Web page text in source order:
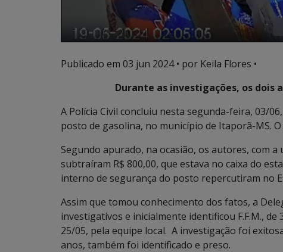
Publicado em 03 jun 2024• por Keila Flores •
Durante as investigações, os
A Polícia Civil concluiu nesta segunda-feira, 03/
posto de gasolina, no município de Itaporã-MS.
Segundo apurado, na ocasião, os autores, com
subtraíram R$ 800,00, que estava no caixa do
interno de segurança do posto repercutiram no
Assim que tomou conhecimento dos fatos, a
investigativos e inicialmente identificou F.F.M.,
25/05, pela equipe local. A investigação foi
anos, também foi identificado e preso.